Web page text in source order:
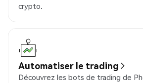
crypto.
Automatiser le trading
Découvrez les bots de trading de